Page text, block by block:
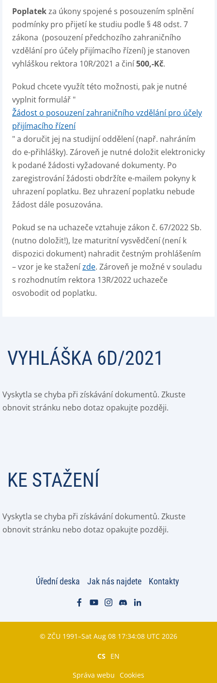
Poplatekza úkony spojené s posouzením splnění
podmínky pro přijetí ke studiu podle § 48 odst. 7
zákona (posouzení předchozího zahraničního
vzdělání pro účely přijímacího řízení) je stanoven
vyhláškou rektora 10R/2021 a činí500,-Kč.
Pokud chcete využít této možnosti, pak je nutné
vyplnit formulář "
Žádost o posouzení zahraničního vzdělání pro účely
přijímacího řízení
" a doručit jej na studijní oddělení (např. nahráním
do e-přihlášky). Zároveň je nutné doložit elektronicky
k podané žádosti vyžadované dokumenty. Po
zaregistrování žádosti obdržíte e-mailem pokyny k
uhrazení poplatku. Bez uhrazení poplatku nebude
žádost dále posuzována.
Pokud se na uchazeče vztahuje zákon č. 67/2022 Sb.
(nutno doložit!), lze maturitní vysvědčení (není k
dispozici dokument) nahradit čestným prohlášením
– vzor je ke staženízde. Zároveň je možné v souladu
s rozhodnutím rektora 13R/2022 uchazeče
osvobodit od poplatku.
VYHLÁŠKA 6D/2021
Vyskytla se chyba při získávání dokumentů. Zkuste
obnovit stránku nebo dotaz opakujte později.
KE STAŽENÍ
Vyskytla se chyba při získávání dokumentů. Zkuste
obnovit stránku nebo dotaz opakujte později.
Úřední deska Jak nás najdete Kontakty
© ZČU 1991–Sat Aug 08 17:34:08 UTC 2026
CS EN
Správa webu Cookies